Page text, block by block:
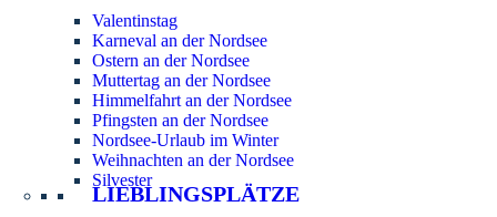
Valentinstag
Karneval an der Nordsee
Ostern an der Nordsee
Muttertag an der Nordsee
Himmelfahrt an der Nordsee
Pfingsten an der Nordsee
Nordsee-Urlaub im Winter
Weihnachten an der Nordsee
Silvester
LIEBLINGSPLÄTZE